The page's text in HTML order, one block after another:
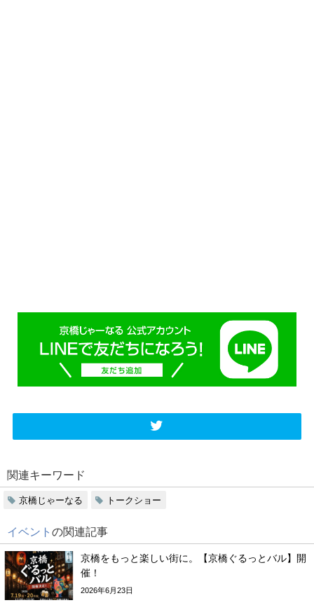
関連キーワード
京橋じゃーなる トークショー
イベント の関連記事
京橋をもっと楽しい街に。【京橋ぐるっとバル】開
催！
2026年6月23日